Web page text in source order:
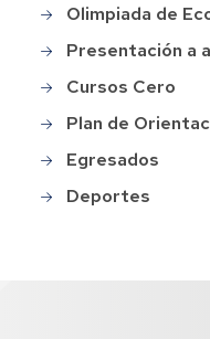
Olimpiada de
Presentación a
Cursos Cero
Plan de
Egresados
Deportes